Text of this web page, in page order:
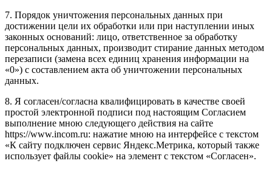
7. Порядок уничтожения персональных данных при
достижении цели их обработки или при наступлении иных
законных оснований: лицо, ответственное за обработку
персональных данных, производит стирание данных методом
перезаписи (замена всех единиц хранения информации на
«0») с составлением акта об уничтожении персональных
данных.
8. Я согласен/согласна квалифицировать в качестве своей
простой электронной подписи под настоящим Согласием
выполнение мною следующего действия на сайте
https://www.incom.ru: нажатие мною на интерфейсе с текстом
«К сайту подключен сервис Яндекс.Метрика, который также
использует файлы cookie» на элемент с текстом «Согласен».